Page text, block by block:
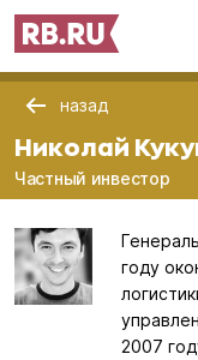
назад
Николай
Частный инвестор
году
2007